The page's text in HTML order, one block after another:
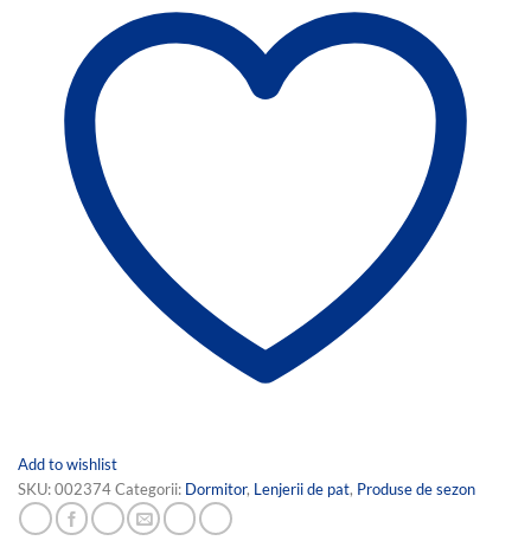
Add to wishlist
SKU:002374Categorii: Dormitor, Lenjerii de pat, Produse de sezon